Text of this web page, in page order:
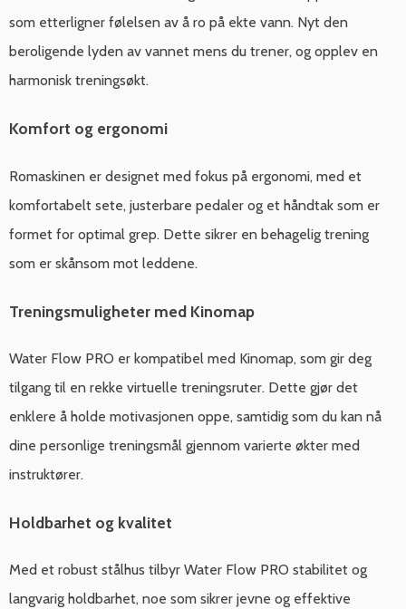
som etterligner følelsen av å ro på ekte vann. Nyt den
beroligende lyden av vannet mens du trener, og opplev en
harmonisk treningsøkt.
Komfort og ergonomi
Romaskinen er designet med fokus på ergonomi, med et
komfortabelt sete, justerbare pedaler og et håndtak som er
formet for optimal grep. Dette sikrer en behagelig trening
som er skånsom mot leddene.
Treningsmuligheter med Kinomap
Water Flow PRO er kompatibel med Kinomap, som gir deg
tilgang til en rekke virtuelle treningsruter. Dette gjør det
enklere å holde motivasjonen oppe, samtidig som du kan nå
dine personlige treningsmål gjennom varierte økter med
instruktører.
Holdbarhet og kvalitet
Med et robust stålhus tilbyr Water Flow PRO stabilitet og
langvarig holdbarhet, noe som sikrer jevne og effektive